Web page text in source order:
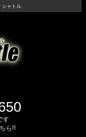
ャトル
す
ら!!